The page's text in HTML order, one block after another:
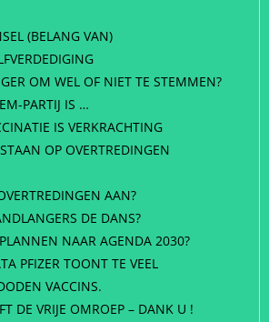
(BELANG VAN)
OM WEL OF NIET TE STEMMEN?
PARTIJ IS …
IS VERKRACHTING
OP OVERTREDINGEN
AAN?
DE DANS?
NAAR AGENDA 2030?
PFIZER TOONT TE VEEL
VACCINS.
DE VRIJE OMROEP – DANK U !